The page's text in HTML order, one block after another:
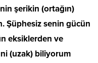
şerikin (ortağın)
Şüphesiz senin gücün
eksiklerden ve
(uzak) biliyorum